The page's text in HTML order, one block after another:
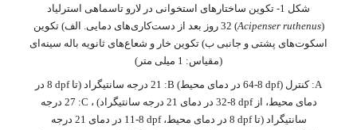
شکل 1- تکوین ساختارهای استخوانی در لارو تاسماهی استرلیاد
(
Acipenser ruthenus
) 32 روز بعد از دست‌کاری‌های دمایی. الف) تکوین
اسکوت‌های پشتی و جانبی ب) تکوین خار و شعاع‌های ثانویه باله سینه‌ا‌‌ی
(مقیاس: 1 میلی متر)
A: کنترل (dpf 8-64 در دمای محیط) B: 21 درجه سانتیگراد (تا dpf
8 در
دمای محیط، ازdpf 8-32 در دمای 21 درجه سانتیگراد) ، C
: 27 درجه
سانتیگراد (تاdpf
dpf
8-11 در دمای 21 درجه